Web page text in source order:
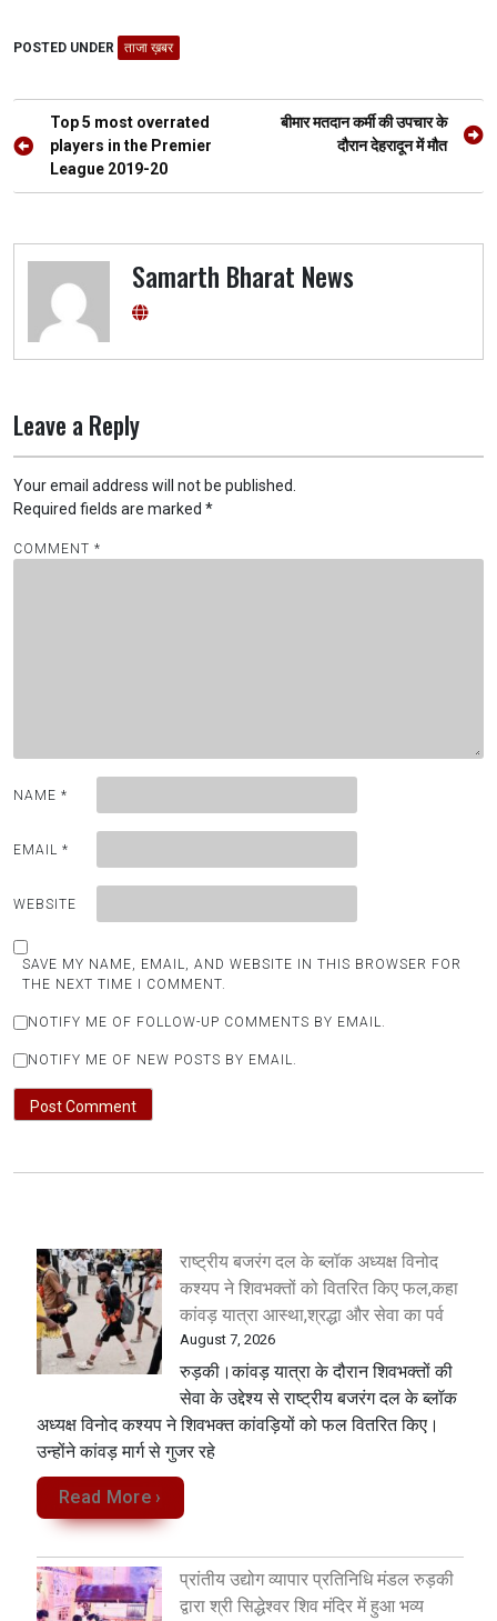
b
o
o
k
tt
er
at
s
A
p
p
a
m
g
POSTED UNDER ताजा ख़बर
Post
navigation
Top 5 most overrated
players in the Premier
League 2019-20
बीमार मतदान कर्मी की उपचार के
दौरान देहरादून में मौत
Samarth Bharat News
Leave a Reply
Your email address will not be published.
Required fields are marked *
COMMENT *
NAME *
EMAIL *
WEBSITE
SAVE MY NAME, EMAIL, AND WEBSITE IN THIS BROWSER FOR
THE NEXT TIME I COMMENT.
NOTIFY ME OF FOLLOW-UP COMMENTS BY EMAIL.
NOTIFY ME OF NEW POSTS BY EMAIL.
राष्ट्रीय बजरंग दल के ब्लॉक अध्यक्ष विनोद
कश्यप ने शिवभक्तों को वितरित किए फल,कहा
कांवड़ यात्रा आस्था,श्रद्धा और सेवा का पर्व
August 7, 2026
रुड़की।कांवड़ यात्रा के दौरान शिवभक्तों की
सेवा के उद्देश्य से राष्ट्रीय बजरंग दल के ब्लॉक
अध्यक्ष विनोद कश्यप ने शिवभक्त कांवड़ियों को फल वितरित किए।
उन्होंने कांवड़ मार्ग से गुजर रहे
Read More ›
प्रांतीय उद्योग व्यापार प्रतिनिधि मंडल रुड़की
द्वारा श्री सिद्धेश्वर शिव मंदिर में हुआ भव्य